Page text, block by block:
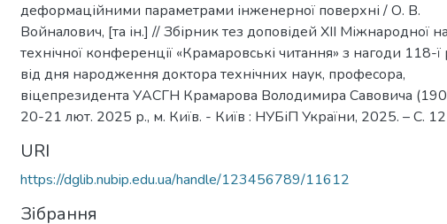
деформаційними параметрами інженерної поверхні / О. В.
Войналович, [та ін.] // Збірник тез доповідей ХІІ Міжнародної
технічної конференції «Крамаровські читання» з нагоди 118-ї
від дня народження доктора технічних наук, професора,
віцепрезидента УАСГН Крамарова Володимира Савовича
20-21 лют. 2025 р., м. Київ. - Київ : НУБіП України, 2025. – С.
URI
https://dglib.nubip.edu.ua/handle/123456789/11612
Зібрання